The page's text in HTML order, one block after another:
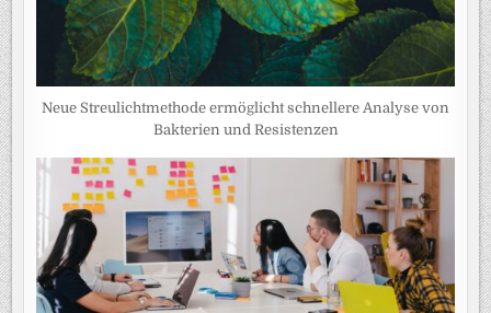
Neue Streulichtmethode ermöglicht schnellere Analyse von
Bakterien und Resistenzen